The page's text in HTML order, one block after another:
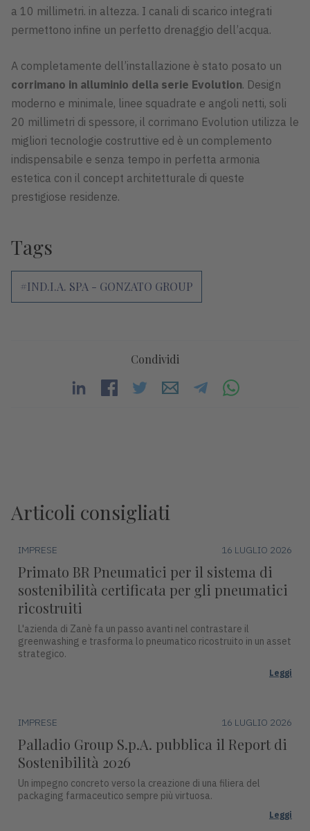
a 10 millimetri. in altezza. I canali di scarico integrati
permettono infine un perfetto drenaggio dell’acqua.
A completamente dell’installazione è stato posato un
corrimano in alluminio della serie Evolution. Design
moderno e minimale, linee squadrate e angoli netti, soli
20 millimetri di spessore, il corrimano Evolution utilizza le
migliori tecnologie costruttive ed è un complemento
indispensabile e senza tempo in perfetta armonia
estetica con il concept architetturale di queste
prestigiose residenze.
Tags
#IND.I.A. SPA - GONZATO GROUP
Condividi
Articoli consigliati
IMPRESE 16 LUGLIO 2026
Primato BR Pneumatici per il sistema di
sostenibilità certificata per gli pneumatici
ricostruiti
L'azienda di Zanè fa un passo avanti nel contrastare il
greenwashing e trasforma lo pneumatico ricostruito in un asset
strategico.
Leggi
IMPRESE 16 LUGLIO 2026
Palladio Group S.p.A. pubblica il Report di
Sostenibilità 2026
Un impegno concreto verso la creazione di una filiera del
packaging farmaceutico sempre più virtuosa.
Leggi